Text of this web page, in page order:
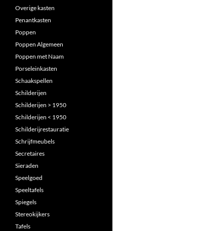
Overige kasten
Penantkasten
Poppen
Poppen Algemeen
Poppen met Naam
Porseleinkasten
Schaakspellen
Schilderijen
Schilderijen > 1950
Schilderijen < 1950
Schilderijrestauratie
Schrijfmeubels
Secretaires
Sieraden
Speelgoed
Speeltafels
Spiegels
Stereokijkers
Tafels